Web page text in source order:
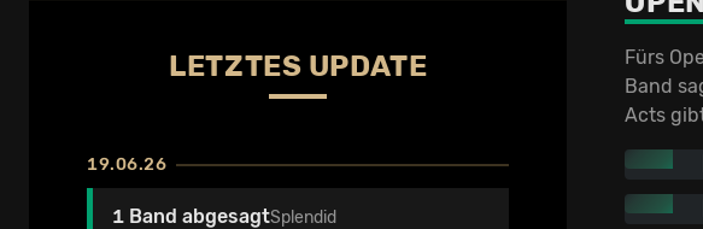
LETZTES UPDATE
19.06.26
1 Band abgesagtSplendid
Fürs
Band
Acts